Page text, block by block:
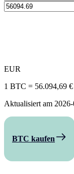
EUR
1 BTC = 56.094,69 €
Aktualisiert am
BTC kaufen